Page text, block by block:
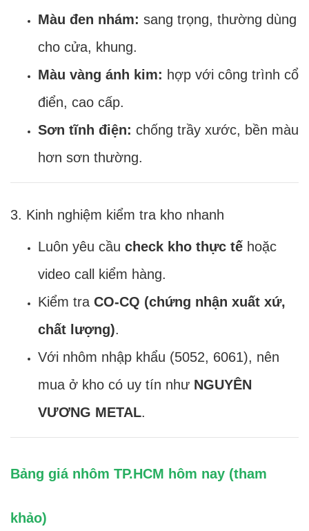
Màu đen nhám: sang trọng, thường dùng
cho cửa, khung.
Màu vàng ánh kim: hợp với công trình cổ
điển, cao cấp.
Sơn tĩnh điện: chống trầy xước, bền màu
hơn sơn thường.
3. Kinh nghiệm kiểm tra kho nhanh
Luôn yêu cầu check kho thực tế hoặc
video call kiểm hàng.
Kiểm tra CO-CQ (chứng nhận xuất xứ,
chất lượng).
Với nhôm nhập khẩu (5052, 6061), nên
mua ở kho có uy tín như NGUYÊN
VƯƠNG METAL.
Bảng giá nhôm TP.HCM hôm nay (tham
khảo)